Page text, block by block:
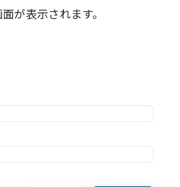
が表示されます。